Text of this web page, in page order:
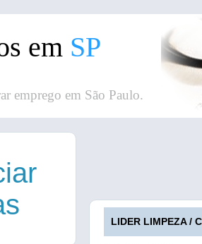
em SP
emprego em São Paulo.
LIDER LIMPEZA /